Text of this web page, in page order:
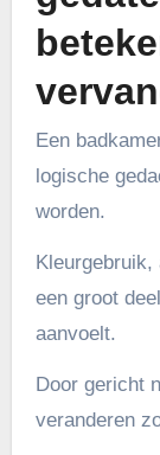
Een
logische
worden.
een groot
aanvoelt.
Door gericht
veranderen